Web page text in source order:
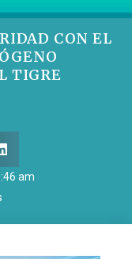
CON EL
TIGRE
am